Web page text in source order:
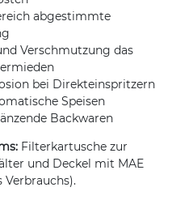
abgestimmte
Verschmutzung das
bei Direkteinspritzern
Speisen
Backwaren
Filterkartusche zur
und Deckel mit MAE
Verbrauchs).